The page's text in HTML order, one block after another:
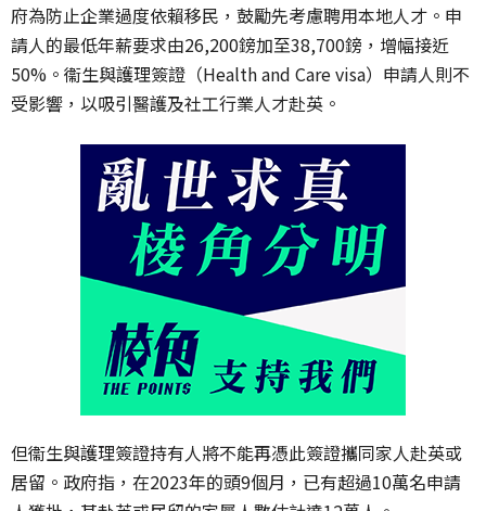
府為防止企業過度依賴移民，鼓勵先考慮聘用本地人才。申
請人的最低年薪要求由26,200鎊加至38,700鎊，增幅接近
50%。衞生與護理簽證（Health and Care visa）申請人則不
受影響，以吸引醫護及社工行業人才赴英。
但衞生與護理簽證持有人將不能再憑此簽證攜同家人赴英或
居留。政府指，在2023年的頭9個月，已有超過10萬名申請